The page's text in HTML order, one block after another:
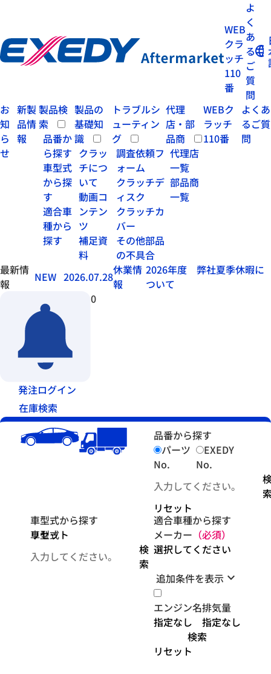
WEB
クラ
ッチ
110
番
よ
く
あ
る
ご
質
問
お
知
ら
せ
新製
品情
報
製品検
索
品番か
ら探す
車型式
から探
す
適合車
種から
探す
製品の
基礎知
識
クラッ
チにつ
いて
動画コ
ンテン
ツ
補足資
料
トラブルシ
ューティン
グ
調査依頼フ
ォーム
クラッチデ
ィスク
クラッチカ
バー
その他部品
の不具合
代理
店・部
品商
代理店
一覧
部品商
一覧
WEBク
ラッチ
110番
よくあ
るご質
問
最新情
報
NEW 2026.07.28休業情
報
2026年度 弊社夏季休暇に
ついて
0
発注ログイン
在庫検索
品番から探す
パーツ
No.
EXEDY
No.
リセット
車型式から探す
車型式
検
索
リセット
適合車種から探す
メーカー （必須）
追加条件を表示 keyboard_arrow_down
エンジン名排気量
検索
リセット